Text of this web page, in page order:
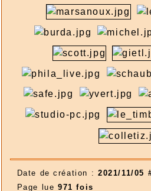
Date de création : 2021/11/05
Page lue 971 fois